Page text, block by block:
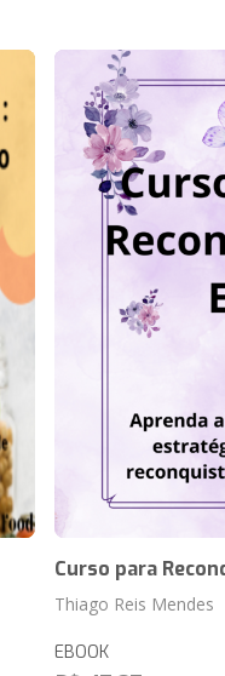
Curso para
Thiago Reis Mendes
EBOOK